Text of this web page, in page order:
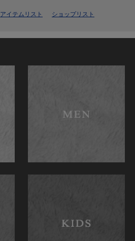
アイテムリスト ショップリスト